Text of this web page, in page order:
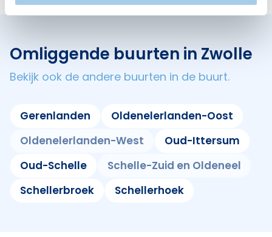
Omliggende buurten in Zwolle
Bekijk ook de andere buurten in de buurt.
Gerenlanden
Oldenelerlanden-Oost
Oldenelerlanden-West
Oud-Ittersum
Oud-Schelle
Schelle-Zuid en Oldeneel
Schellerbroek
Schellerhoek